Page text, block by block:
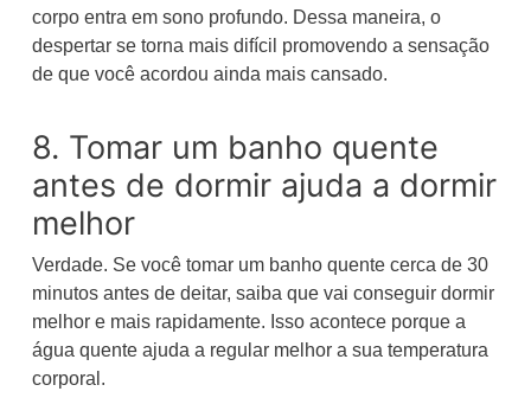
corpo entra em sono profundo. Dessa maneira, o
despertar se torna mais difícil promovendo a sensação
de que você acordou ainda mais cansado.
8. Tomar um banho quente
antes de dormir ajuda a dormir
melhor
Verdade. Se você tomar um banho quente cerca de 30
minutos antes de deitar, saiba que vai conseguir dormir
melhor e mais rapidamente. Isso acontece porque a
água quente ajuda a regular melhor a sua temperatura
corporal.